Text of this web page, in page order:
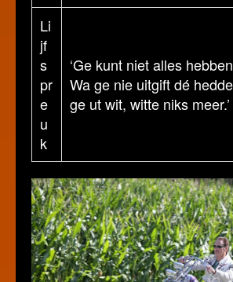
Li
jf
s
pr
e
u
k
‘Ge kunt niet alles
Wa ge nie uitgift dé
ge ut wit, witte niks meer.’